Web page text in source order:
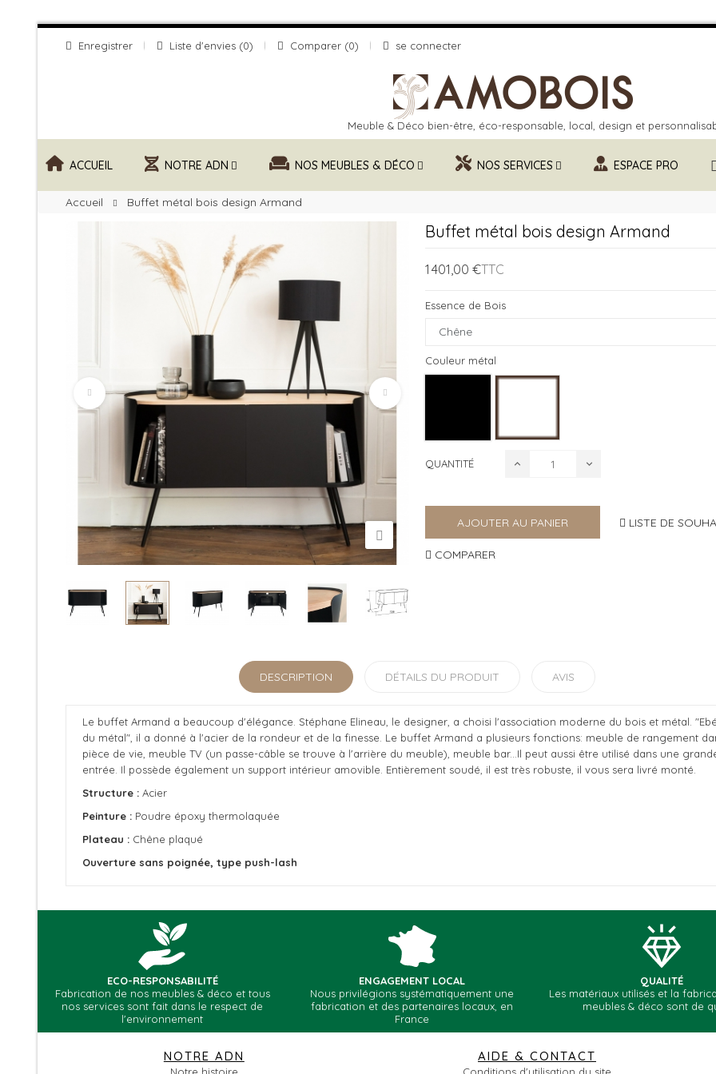
Enregistrer Liste d'envies 0 Comparer 0 se connecter
Meuble & Déco bien-être, éco-responsable, local, design et
ACCUEIL NOTRE ADN NOS MEUBLES & DÉCO NOS SERVICES ESPACE PRO
Accueil Buffet métal bois design Armand
Buffet métal bois design Armand
1 401,00 €TTC
Essence de Bois
Couleur métal
QUANTITÉ
AJOUTER AU PANIER LISTE DE
COMPARER
DESCRIPTION DÉTAILS DU PRODUIT AVIS
Le buffet Armand a beaucoup d'élégance. Stéphane Elineau, le designer, a choisi l'association moderne du bois et métal.
du métal", il a donné à l'acier de la rondeur et de la finesse. Le buffet Armand a plusieurs fonctions: meuble de rangement
pièce de vie, meuble TV (un passe-câble se trouve à l'arrière du meuble), meuble bar...Il peut aussi être utilisé dans une
entrée. Il possède également un support intérieur amovible. Entièrement soudé, il est très robuste, il vous sera livré monté.
Structure : Acier
Peinture : Poudre époxy thermolaquée
Plateau : Chêne plaqué
Ouverture sans poignée, type push-lash
Hauteur (cm)
80
Poids (kg)
47
Lieu de Fabrication
France
ECO-RESPONSABILITÉ
Fabrication de nos meubles & déco et tous
nos services sont fait dans le respect de
l'environnement
ENGAGEMENT LOCAL
Nous privilégions systématiquement une
fabrication et des partenaires locaux, en
France
QUALITÉ
Les matériaux utilisés et la
meubles & déco sont de
NOTRE ADN AIDE & CONTACT